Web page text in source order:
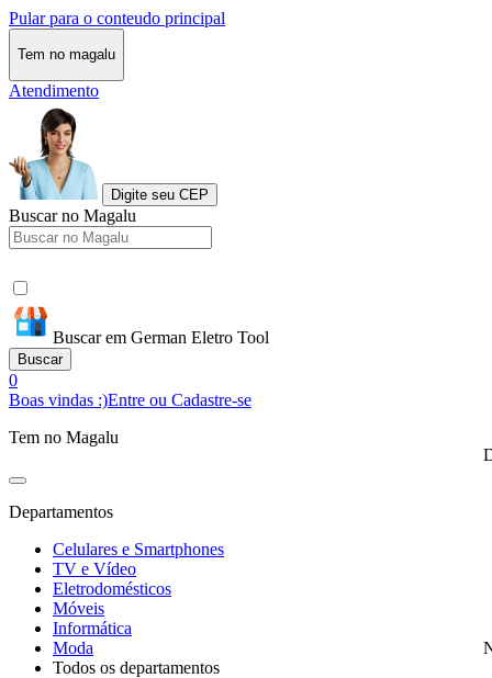
Pular para o conteudo principal
Tem no magalu
Atendimento
Digite seu CEP
Buscar no Magalu
Buscar em German Eletro Tool
Buscar
0
Boas vindas :)Entre ou Cadastre-se
Tem no Magalu
Departamentos
Celulares e Smartphones
TV e Vídeo
Eletrodomésticos
Móveis
Informática
Moda
Todos os departamentos